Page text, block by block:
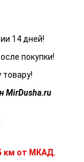
14 дней!
покупки!
MirDusha.ru
км от МКАД.